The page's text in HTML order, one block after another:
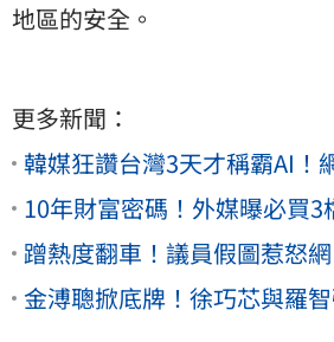
地區的安全。
更多新聞：
韓媒狂讚台灣3天才稱霸AI！
10年財富密碼！外媒曝必買3
蹭熱度翻車！議員假圖惹怒
金溥聰掀底牌！徐巧芯與羅